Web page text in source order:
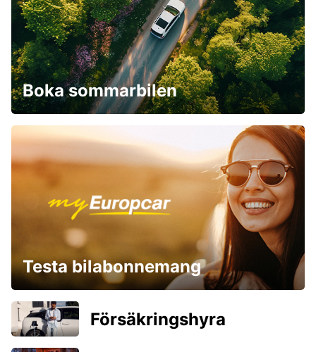
Boka sommarbilen
Testa bilabonnemang
Försäkringshyra